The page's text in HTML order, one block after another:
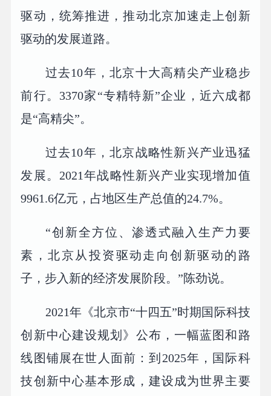
驱动，统筹推进，推动北京加速走上创新
驱动的发展道路。
过去10年，北京十大高精尖产业稳步
前行。3370家“专精特新”企业，近六成都
是“高精尖”。
过去10年，北京战略性新兴产业迅猛
发展。2021年战略性新兴产业实现增加值
9961.6亿元，占地区生产总值的24.7%。
“创新全方位、渗透式融入生产力要
素，北京从投资驱动走向创新驱动的路
子，步入新的经济发展阶段。”陈劲说。
2021年《北京市“十四五”时期国际科技
创新中心建设规划》公布，一幅蓝图和路
线图铺展在世人面前：到2025年，国际科
技创新中心基本形成，建设成为世界主要